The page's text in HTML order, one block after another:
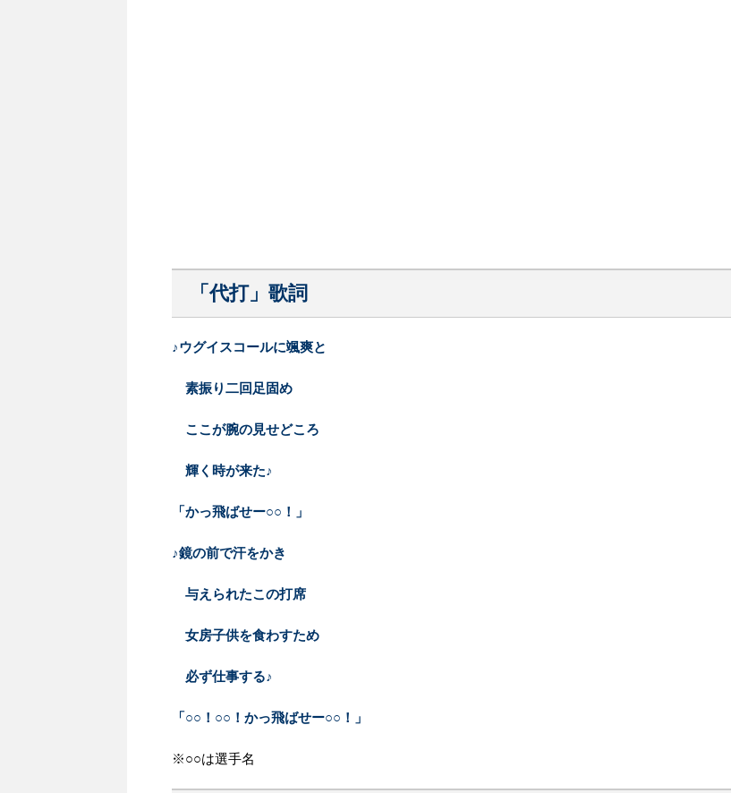
「代打」歌詞
♪ウグイスコールに颯爽と
素振り二回足固め
ここが腕の見せどころ
輝く時が来た♪
「かっ飛ばせー○○！」
♪鏡の前で汗をかき
与えられたこの打席
女房子供を食わすため
必ず仕事する♪
「○○！○○！かっ飛ばせー○○！」
※○○は選手名